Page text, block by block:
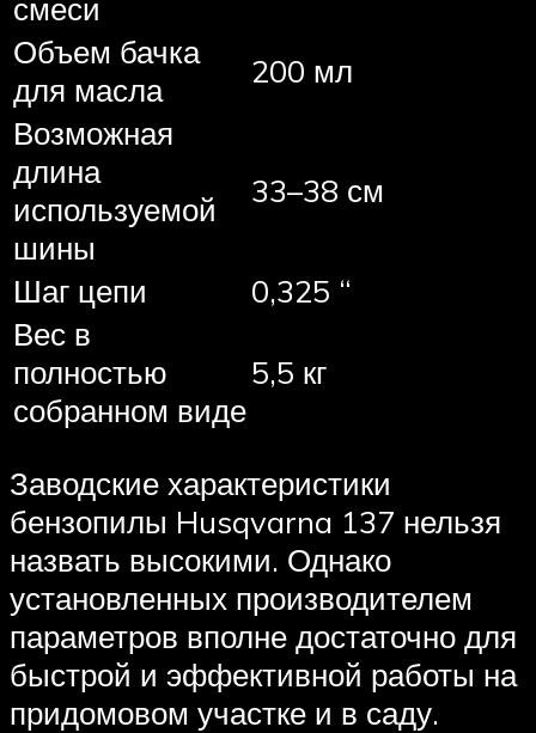
смеси
Объем бачка
для масла
200 мл
Возможная
длина
используемой
шины
33–38 см
Шаг цепи
0,325 “
Вес в
полностью
собранном виде
5,5 кг
Заводские характеристики
бензопилы Husqvarna 137 нельзя
назвать высокими. Однако
установленных производителем
параметров вполне достаточно для
быстрой и эффективной работы на
придомовом участке и в саду.